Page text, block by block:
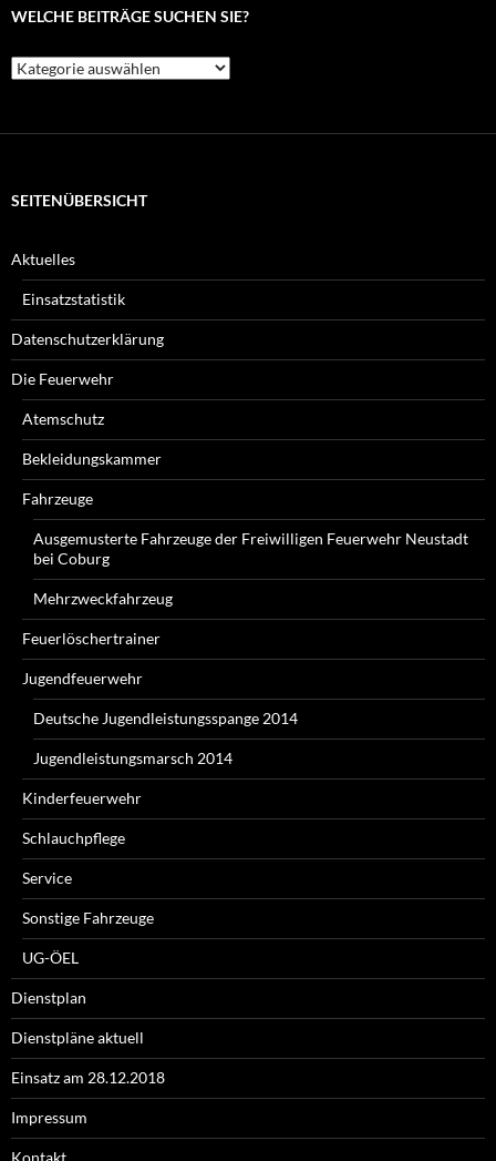
WELCHE BEITRÄGE SUCHEN SIE?
Welche
Beiträge
SEITENÜBERSICHT
Aktuelles
Einsatzstatistik
Datenschutzerklärung
Die Feuerwehr
Atemschutz
Bekleidungskammer
Fahrzeuge
Ausgemusterte Fahrzeuge der Freiwilligen Feuerwehr Neustadt
bei Coburg
Mehrzweckfahrzeug
Feuerlöschertrainer
Jugendfeuerwehr
Deutsche Jugendleistungsspange 2014
Jugendleistungsmarsch 2014
Kinderfeuerwehr
Schlauchpflege
Service
Sonstige Fahrzeuge
UG-ÖEL
Dienstplan
Dienstpläne aktuell
Einsatz am 28.12.2018
Impressum